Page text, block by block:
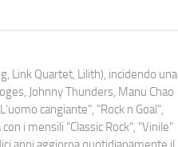
Link Quartet, Lilith), incidendo una
Johnny Thunders, Manu Chao
cangiante", "Rock n Goal",
i mensili “Classic Rock”, "Vinile"